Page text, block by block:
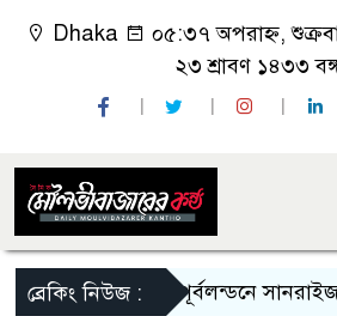
Dhaka
০৫:৩৭ অপরাহ্ন,
২৩ শ্রাবণ ১৪৩৩
ব্রেকিং নিউজ :পূর্বলন্ডনে সানরাইজ